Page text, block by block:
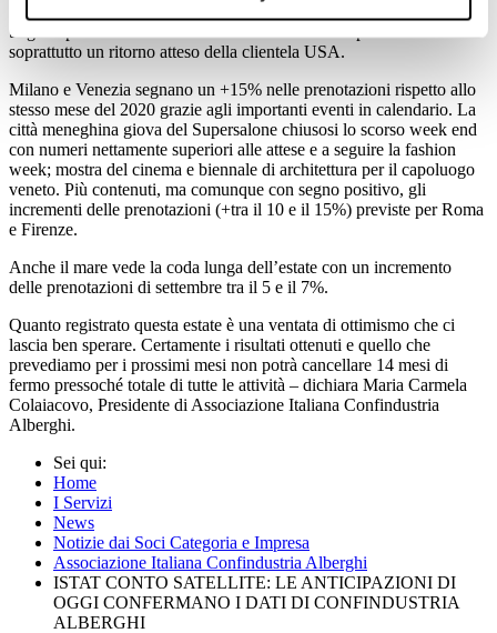
Segnali positivi a settembre con un incremento di prenotazioni ma
soprattutto un ritorno atteso della clientela USA.
Milano e Venezia segnano un +15% nelle prenotazioni rispetto allo
stesso mese del 2020 grazie agli importanti eventi in calendario. La
città meneghina giova del Supersalone chiusosi lo scorso week end
con numeri nettamente superiori alle attese e a seguire la fashion
week; mostra del cinema e biennale di architettura per il capoluogo
veneto. Più contenuti, ma comunque con segno positivo, gli
incrementi delle prenotazioni (+tra il 10 e il 15%) previste per Roma
e Firenze.
Anche il mare vede la coda lunga dell’estate con un incremento
delle prenotazioni di settembre tra il 5 e il 7%.
Quanto registrato questa estate è una ventata di ottimismo che ci
lascia ben sperare. Certamente i risultati ottenuti e quello che
prevediamo per i prossimi mesi non potrà cancellare 14 mesi di
fermo pressoché totale di tutte le attività – dichiara Maria Carmela
Colaiacovo, Presidente di Associazione Italiana Confindustria
Alberghi.
Sei qui:
Home
I Servizi
News
Notizie dai Soci Categoria e Impresa
Associazione Italiana Confindustria Alberghi
ISTAT CONTO SATELLITE: LE ANTICIPAZIONI DI
OGGI CONFERMANO I DATI DI CONFINDUSTRIA
ALBERGHI